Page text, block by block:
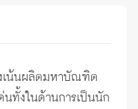
เน้นผลิตมหาบัณฑิต
ทั้งในด้านการเป็นนัก